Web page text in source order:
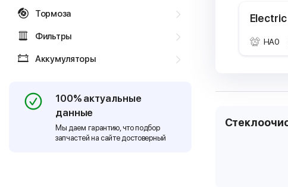
Тормоза
Фильтры
Аккумуляторы
100% актуальные
данные
Мы даем гарантию, что подбор
запчастей на сайте достоверный
HA0